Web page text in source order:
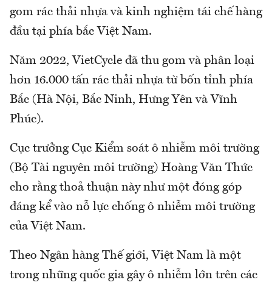
gom rác thải nhựa và kinh nghiệm tái chế hàng
đầu tại phía bắc Việt Nam.
Năm 2022, VietCycle đã thu gom và phân loại
hơn 16.000 tấn rác thải nhựa từ bốn tỉnh phía
Bắc (Hà Nội, Bắc Ninh, Hưng Yên và Vĩnh
Phúc).
Cục trưởng Cục Kiểm soát ô nhiễm môi trường
(Bộ Tài nguyên môi trường) Hoàng Văn Thức
cho rằng thoả thuận này như một đóng góp
đáng kể vào nỗ lực chống ô nhiễm môi trường
của Việt Nam.
Theo Ngân hàng Thế giới, Việt Nam là một
trong những quốc gia gây ô nhiễm lớn trên các